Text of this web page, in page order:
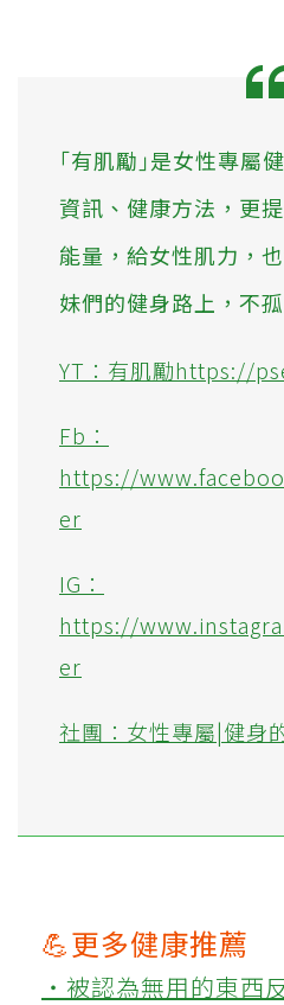
｢有肌勵｣是女性專屬
資訊、健康方法，更
能量，給女性肌力，
妹們的健身路上，不孤
YT：有肌勵https://
Fb：
https://
er
IG：
https://
er
社團：女性專屬|健身
💪更多健康推薦
‧被認為無用的東西